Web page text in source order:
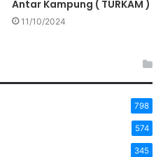
Antar Kampung ( TURKAM )
11/10/2024
798
574
345